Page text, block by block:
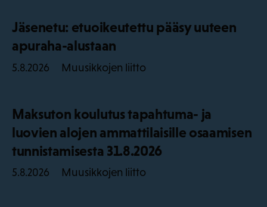
Jäsenetu: etuoikeutettu pääsy uuteen
apuraha-alustaan
5.8.2026 Muusikkojen liitto
Maksuton koulutus tapahtuma- ja
luovien alojen ammattilaisille osaamisen
tunnistamisesta 31.8.2026
5.8.2026 Muusikkojen liitto